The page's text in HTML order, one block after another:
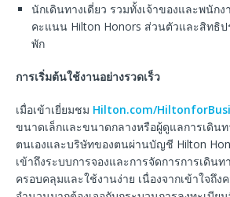
นักเดินทางเดี่ยว รวมทั้งเจ้าของและพนักง
คะแนน Hilton Honors ส่วนตัวและสิทธิป
พัก
การเริ่มต้นใช้งานอย่างรวดเร็ว
เมื่อเข้าเยี่ยมชม Hilton.com/
ขนาดเล็กและขนาดกลางหรือผู้ดูแลการเดิน
ตนเองและบริษัทของตนผ่านบัญชี Hilton
เข้าถึงระบบการจองและการจัดการการเดิน
ครอบคลุมและใช้งานง่าย เนื่องจากเข้าใจถึง